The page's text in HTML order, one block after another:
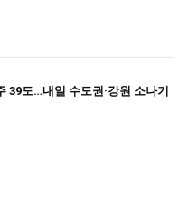
39도…내일 수도권·강원 소나기